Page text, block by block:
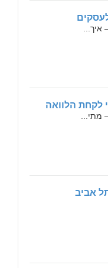
לקחת הלוואה
מתי...
אביב